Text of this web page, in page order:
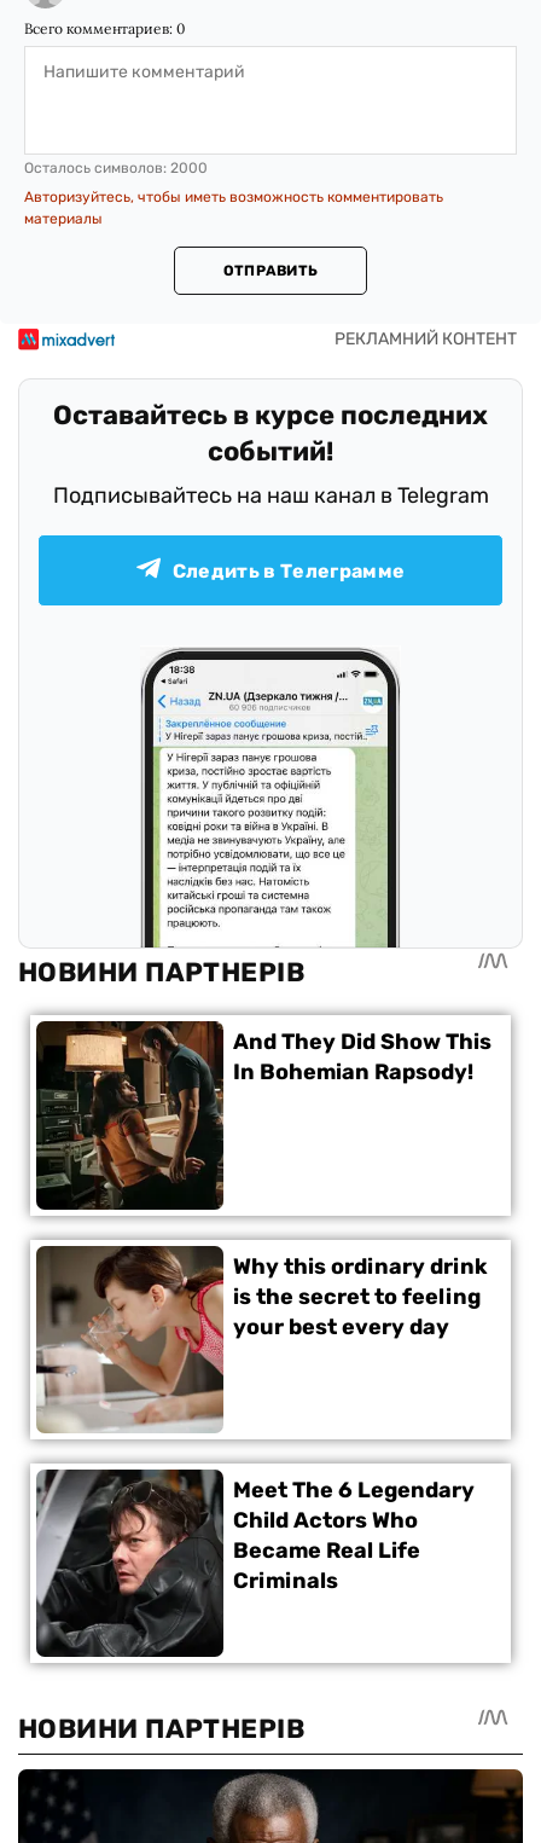
Всего комментариев: 0
Осталось символов: 2000
Авторизуйтесь, чтобы иметь возможность комментировать
материалы
ОТПРАВИТЬ
Оставайтесь в курсе последних
событий!
Подписывайтесь на наш канал в Telegram
Следить в Телеграмме